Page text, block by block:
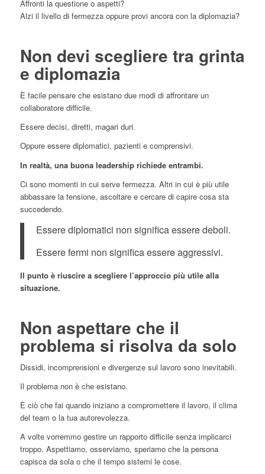
Affronti la questione o aspetti?
Alzi il livello di fermezza oppure provi ancora con la diplomazia?
Non devi scegliere tra grinta
e diplomazia
È facile pensare che esistano due modi di affrontare un
collaboratore difficile.
Essere decisi, diretti, magari duri.
Oppure essere diplomatici, pazienti e comprensivi.
In realtà, una buona leadership richiede entrambi.
Ci sono momenti in cui serve fermezza. Altri in cui è più utile
abbassare la tensione, ascoltare e cercare di capire cosa sta
succedendo.
Essere diplomatici non significa essere deboli.
Essere fermi non significa essere aggressivi.
Il punto è riuscire a scegliere l’approccio più utile alla
situazione.
Non aspettare che il
problema si risolva da solo
Dissidi, incomprensioni e divergenze sul lavoro sono inevitabili.
Il problema non è che esistano.
È ciò che fai quando iniziano a compromettere il lavoro, il clima
del team o la tua autorevolezza.
A volte vorremmo gestire un rapporto difficile senza implicarci
troppo. Aspettiamo, osserviamo, speriamo che la persona
capisca da sola o che il tempo sistemi le cose.